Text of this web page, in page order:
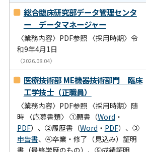
総合臨床研究部データ管理センタ
ー データマネージャー
〈業務内容〉PDF参照 〈採用時期〉令
和9年4月1日
〈2026.08.04〉
医療技術部 ME機器技術部門 臨床
工学技士（正職員）
〈業務内容〉PDF参照 〈採用時期〉随
時 〈応募書類〉 ①願書（Word ・
PDF）、②履歴書（Word ・ PDF）、③
申告書、④卒業・修了（見込み）証明